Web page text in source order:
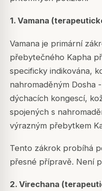
1. Vamana
Vamana je primární
přebytečného Kapha
specificky indikována,
nahromaděným Dosha
dýchacích kongescí,
spojených s
výrazným přebytkem
Tento zákrok probíhá
přesné přípravě. Není
2. Virechana